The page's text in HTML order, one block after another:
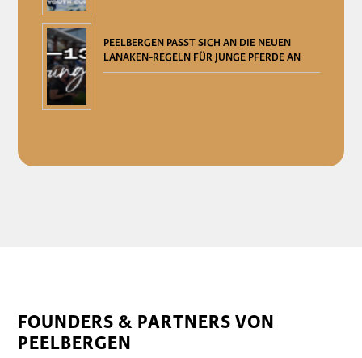
PEELBERGEN PASST SICH AN DIE NEUEN
LANAKEN-REGELN FÜR JUNGE PFERDE AN
FOUNDERS & PARTNERS VON
PEELBERGEN